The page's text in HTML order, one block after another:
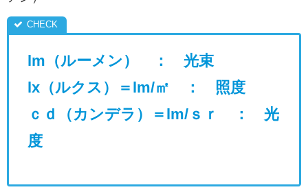
lm（ルーメン） ： 光束
lx（ルクス）＝lm/㎡ ： 照度
ｃｄ（カンデラ）＝ lm/ｓｒ ： 光
度